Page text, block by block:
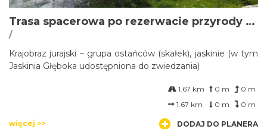
Trasa spacerowa po rezerwacie przyrody Góra Zborów
/
Krajobraz jurajski – grupa ostańców (skałek), jaskinie (w tym
Jaskinia Głęboka udostępniona do zwiedzania)
1.67 km 0 m
0 m
1.67 km
0 m 0 m
więcej >> DODAJ DO PLANERA